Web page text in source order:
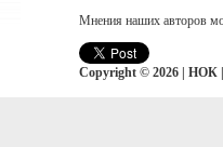
Мнения наших авторов
Copyright © 2026 | НОК